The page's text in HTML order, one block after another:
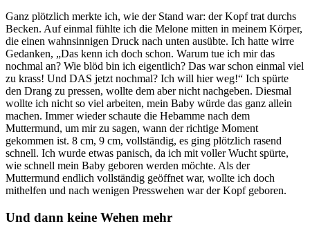
Ganz plötzlich merkte ich, wie der Stand war: der Kopf trat durchs
Becken. Auf einmal fühlte ich die Melone mitten in meinem Körper,
die einen wahnsinnigen Druck nach unten ausübte. Ich hatte wirre
Gedanken, „Das kenn ich doch schon. Warum tue ich mir das
nochmal an? Wie blöd bin ich eigentlich? Das war schon einmal viel
zu krass! Und DAS jetzt nochmal? Ich will hier weg!“ Ich spürte
den Drang zu pressen, wollte dem aber nicht nachgeben. Diesmal
wollte ich nicht so viel arbeiten, mein Baby würde das ganz allein
machen. Immer wieder schaute die Hebamme nach dem
Muttermund, um mir zu sagen, wann der richtige Moment
gekommen ist. 8 cm, 9 cm, vollständig, es ging plötzlich rasend
schnell. Ich wurde etwas panisch, da ich mit voller Wucht spürte,
wie schnell mein Baby geboren werden möchte. Als der
Muttermund endlich vollständig geöffnet war, wollte ich doch
mithelfen und nach wenigen Presswehen war der Kopf geboren.
Und dann keine Wehen mehr